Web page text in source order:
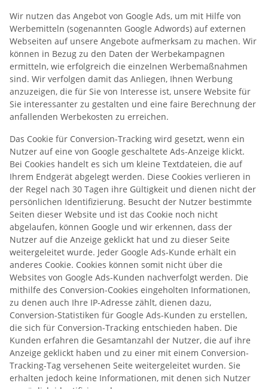
Wir nutzen das Angebot von Google Ads, um mit Hilfe von
Werbemitteln (sogenannten Google Adwords) auf externen
Webseiten auf unsere Angebote aufmerksam zu machen. Wir
können in Bezug zu den Daten der Werbekampagnen
ermitteln, wie erfolgreich die einzelnen Werbemaßnahmen
sind. Wir verfolgen damit das Anliegen, Ihnen Werbung
anzuzeigen, die für Sie von Interesse ist, unsere Website für
Sie interessanter zu gestalten und eine faire Berechnung der
anfallenden Werbekosten zu erreichen.
Das Cookie für Conversion-Tracking wird gesetzt, wenn ein
Nutzer auf eine von Google geschaltete Ads-Anzeige klickt.
Bei Cookies handelt es sich um kleine Textdateien, die auf
Ihrem Endgerät abgelegt werden. Diese Cookies verlieren in
der Regel nach 30 Tagen ihre Gültigkeit und dienen nicht der
persönlichen Identifizierung. Besucht der Nutzer bestimmte
Seiten dieser Website und ist das Cookie noch nicht
abgelaufen, können Google und wir erkennen, dass der
Nutzer auf die Anzeige geklickt hat und zu dieser Seite
weitergeleitet wurde. Jeder Google Ads-Kunde erhält ein
anderes Cookie. Cookies können somit nicht über die
Websites von Google Ads-Kunden nachverfolgt werden. Die
mithilfe des Conversion-Cookies eingeholten Informationen,
zu denen auch Ihre IP-Adresse zählt, dienen dazu,
Conversion-Statistiken für Google Ads-Kunden zu erstellen,
die sich für Conversion-Tracking entschieden haben. Die
Kunden erfahren die Gesamtanzahl der Nutzer, die auf ihre
Anzeige geklickt haben und zu einer mit einem Conversion-
Tracking-Tag versehenen Seite weitergeleitet wurden. Sie
erhalten jedoch keine Informationen, mit denen sich Nutzer